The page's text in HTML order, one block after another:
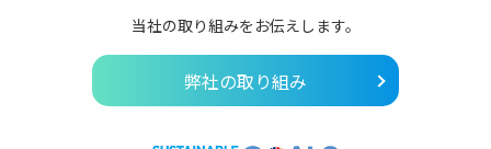
当社の取り組みをお伝えします。
弊社の取り組み